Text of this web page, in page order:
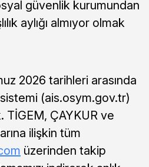
güvenlik kurumundan
aylığı almıyor olmak
2026 tarihleri arasında
(ais.osym.gov.tr)
TİGEM, ÇAYKUR ve
ilişkin tüm
üzerinden takip